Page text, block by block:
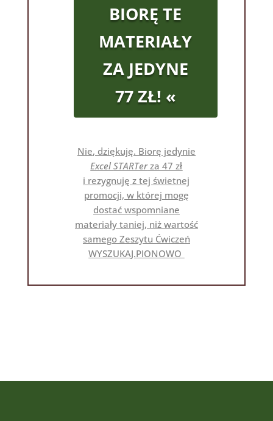
BIORĘ TE
MATERIAŁY
ZA JEDYNE
77 ZŁ! «
Nie, dziękuję. Biorę jedynie
ExcelSTARTerza 47 zł
i rezygnuję z tej świetnej
promocji, w której mogę
dostać wspomniane
materiały taniej, niż wartość
samego Zeszytu Ćwiczeń
WYSZUKAJ.PIONOWO